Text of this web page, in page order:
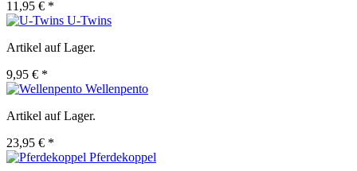
11,95 € *
U-Twins
Artikel auf Lager.
9,95 € *
Wellenpento
Artikel auf Lager.
23,95 € *
Pferdekoppel